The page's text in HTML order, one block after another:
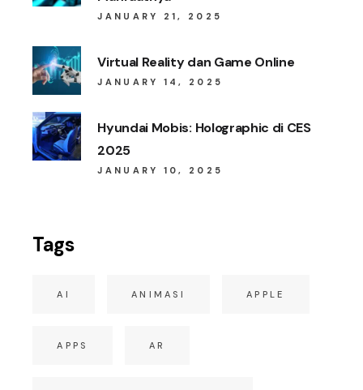
JANUARY 21, 2025
Virtual Reality dan Game Online
JANUARY 14, 2025
Hyundai Mobis: Holographic di CES
2025
JANUARY 10, 2025
Tags
AI ANIMASI APPLE
APPS AR